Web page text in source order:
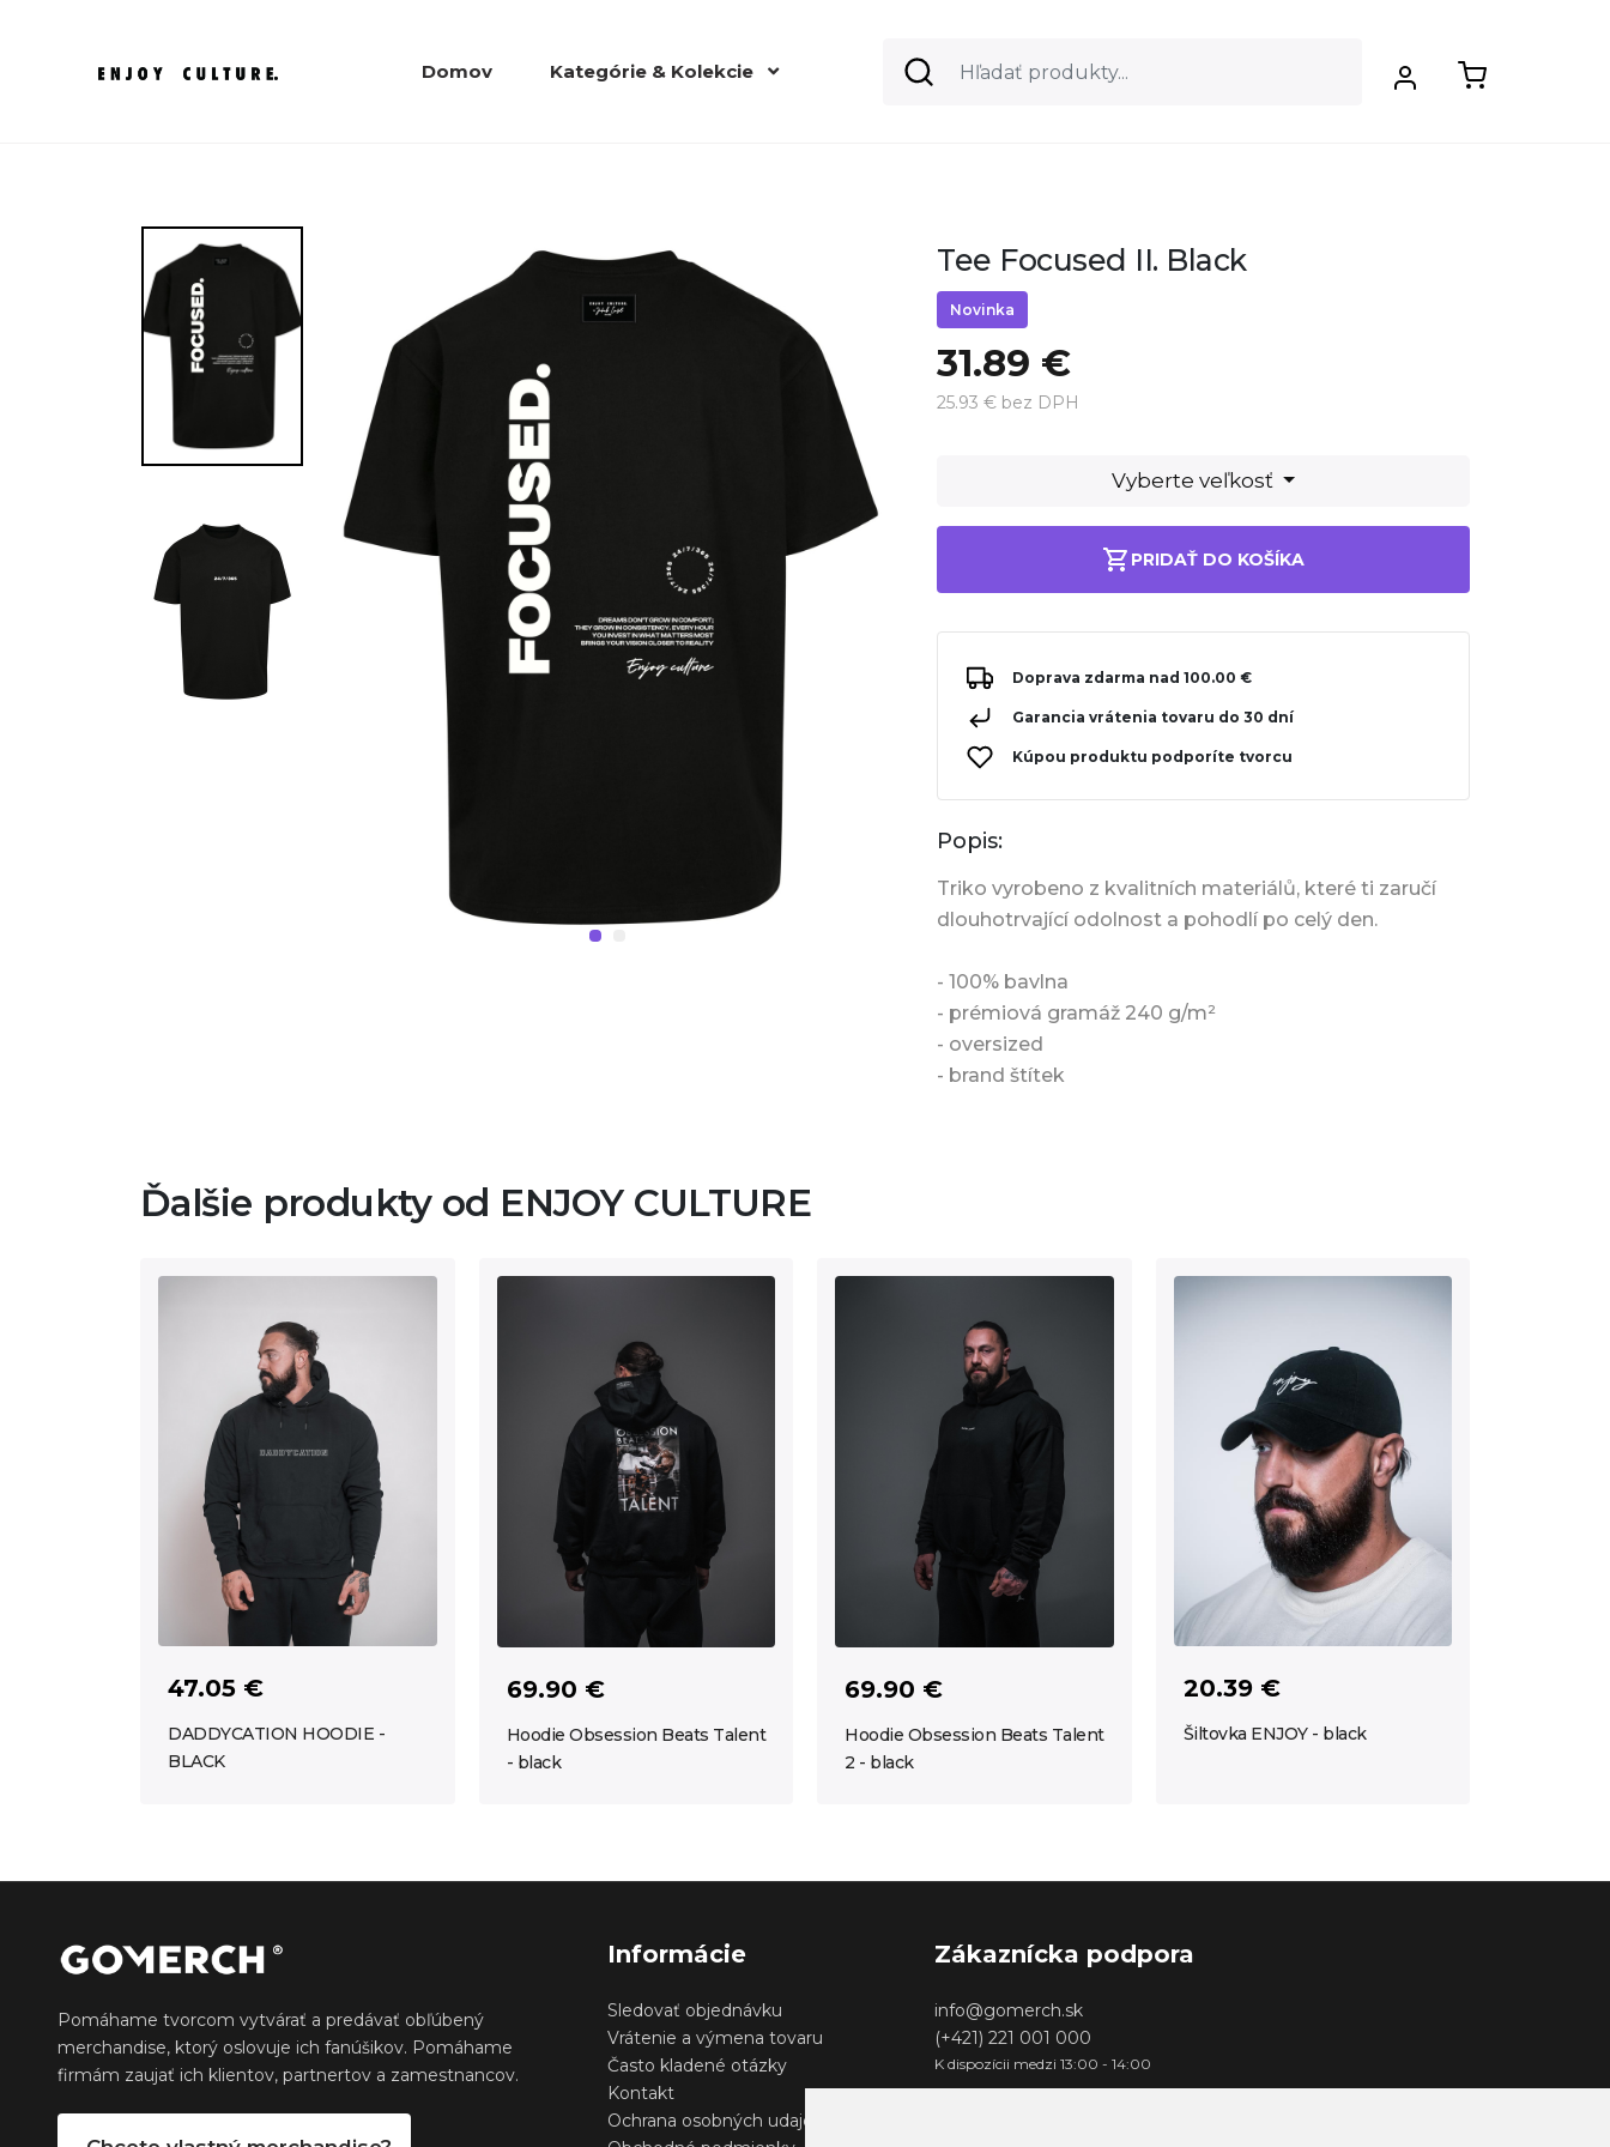
Domov Kategórie & Kolekcie
Tee Focused II. Black
Novinka
31.89 €
25.93 € bez DPH
Vyberte veľkosť
PRIDAŤ DO KOŠÍKA
Doprava zdarma nad 100.00 €
Garancia vrátenia tovaru do 30 dní
Kúpou produktu podporíte tvorcu
Popis:
Triko vyrobeno z kvalitních materiálů, které ti zaručí
dlouhotrvající odolnost a pohodlí po celý den.
- 100% bavlna
- prémiová gramáž 240 g/m²
- oversized
- brand štítek
Ďalšie produkty od ENJOY CULTURE
47.05 €
DADDYCATION HOODIE -
BLACK
69.90 €
Hoodie Obsession Beats Talent
- black
69.90 €
Hoodie Obsession Beats Talent
2 - black
20.39 €
Šiltovka ENJOY - black
Informácie
Sledovať objednávku
Vrátenie a výmena tovaru
Často kladené otázky
Kontakt
Ochrana osobných udajov
Zákaznícka podpora
info@gomerch.sk
(+421) 221 001 000
K dispozícii medzi 13:00 - 14:00
Pomáhame tvorcom vytvárať a predávať obľúbený
merchandise, ktorý oslovuje ich fanúšikov. Pomáhame
firmám zaujať ich klientov, partnertov a zamestnancov.